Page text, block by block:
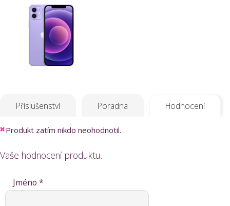
Příslušenství Poradna Hodnocení
Produkt zatím nikdo neohodnotil.
Vaše hodnocení produktu.
Jméno *